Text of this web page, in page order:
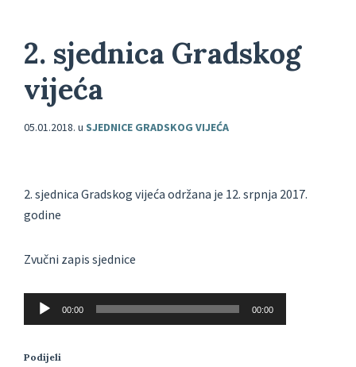
2. sjednica Gradskog
vijeća
05.01.2018. u SJEDNICE GRADSKOG VIJEĆA
2. sjednica Gradskog vijeća održana je 12. srpnja 2017.
godine
Zvučni zapis sjednice
Reproduktor
audiozapisa
00:00 00:00
Podijeli